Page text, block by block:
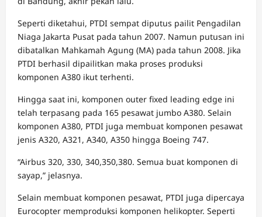
Seperti diketahui, PTDI sempat diputus pailit Pengadilan
Niaga Jakarta Pusat pada tahun 2007. Namun putusan ini
dibatalkan Mahkamah Agung (MA) pada tahun 2008. Jika
PTDI berhasil dipailitkan maka proses produksi
komponen A380 ikut terhenti.
Hingga saat ini, komponen outer fixed leading edge ini
telah terpasang pada 165 pesawat jumbo A380. Selain
komponen A380, PTDI juga membuat komponen pesawat
jenis A320, A321, A340, A350 hingga Boeing 747.
“Airbus 320, 330, 340,350,380. Semua buat komponen di
sayap,” jelasnya.
Selain membuat komponen pesawat, PTDI juga dipercaya
Eurocopter memproduksi komponen helikopter. Seperti